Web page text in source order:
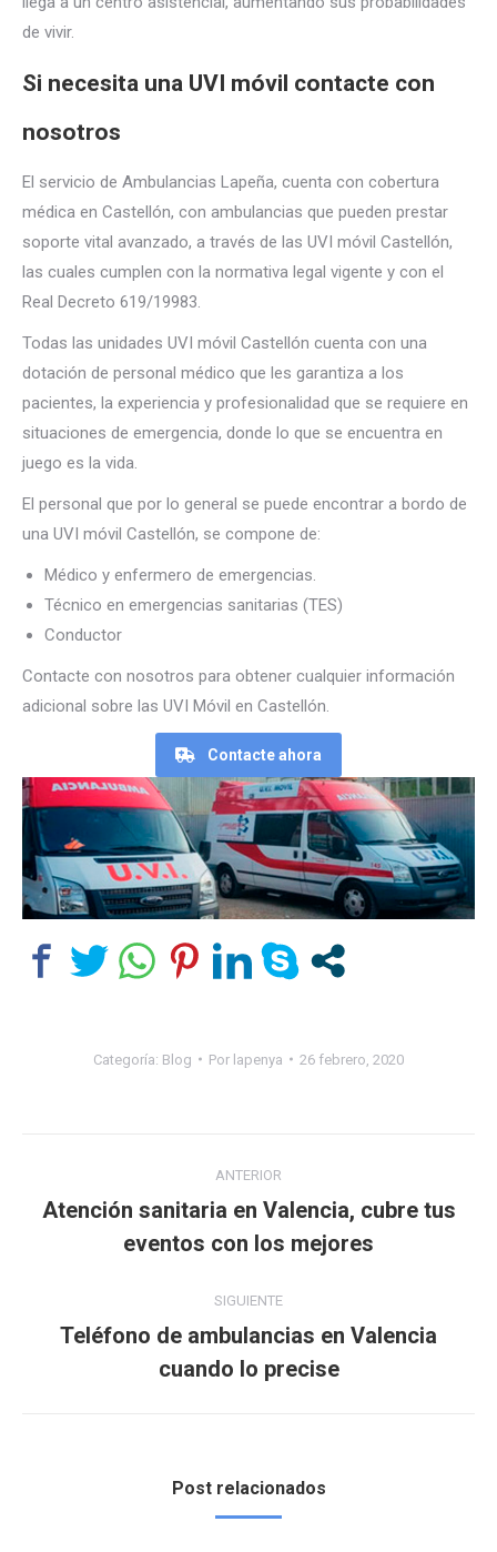
de vivir.
Si necesita una UVI móvil contacte con
nosotros
El servicio de Ambulancias Lapeña, cuenta con cobertura
médica en Castellón, con ambulancias que pueden prestar
soporte vital avanzado, a través de las UVI móvil Castellón,
las cuales cumplen con la normativa legal vigente y con el
Real Decreto 619/19983.
Todas las unidades UVI móvil Castellón cuenta con una
dotación de personal médico que les garantiza a los
pacientes, la experiencia y profesionalidad que se requiere en
situaciones de emergencia, donde lo que se encuentra en
juego es la vida.
El personal que por lo general se puede encontrar a bordo de
una UVI móvil Castellón, se compone de:
Médico y enfermero de emergencias.
Técnico en emergencias sanitarias (TES)
Conductor
Contacte con nosotros para obtener cualquier información
adicional sobre las UVI Móvil en Castellón.
Contacte ahora
Categoría: Blog Por lapenya 26 febrero, 2020
entre
publicaciones
ANTERIOR
Publicación
anterior:
Atención sanitaria en Valencia, cubre tus
eventos con los mejores
SIGUIENTE
Publicación
siguiente:
Teléfono de ambulancias en Valencia
cuando lo precise
Post relacionados